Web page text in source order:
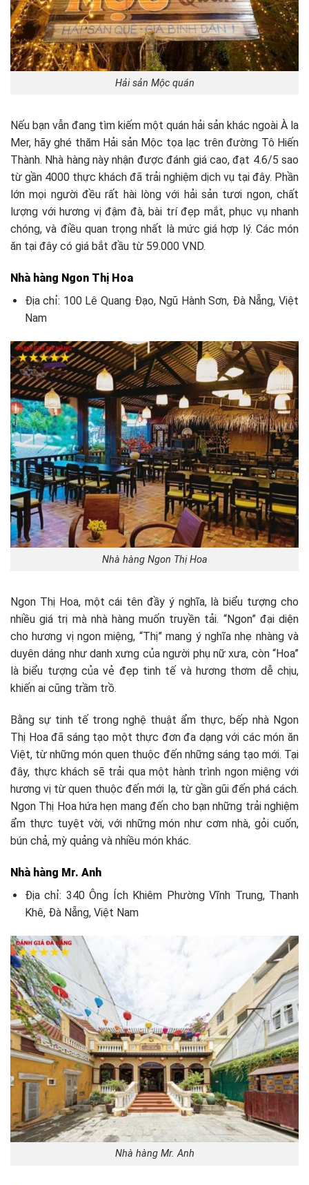
Hải sản Mộc quán
Nếu bạn vẫn đang tìm kiếm một quán hải sản khác ngoài À la
Mer, hãy ghé thăm Hải sản Mộc tọa lạc trên đường Tô Hiến
Thành. Nhà hàng này nhận được đánh giá cao, đạt 4.6/5 sao
từ gần 4000 thực khách đã trải nghiệm dịch vụ tại đây. Phần
lớn mọi người đều rất hài lòng với hải sản tươi ngon, chất
lượng với hương vị đậm đà, bài trí đẹp mắt, phục vụ nhanh
chóng, và điều quan trọng nhất là mức giá hợp lý. Các món
ăn tại đây có giá bắt đầu từ 59.000 VND.
Nhà hàng Ngon Thị Hoa
Địa chỉ: 100 Lê Quang Đạo, Ngũ Hành Sơn, Đà Nẵng, Việt
Nam
Nhà hàng Ngon Thị Hoa
Ngon Thị Hoa, một cái tên đầy ý nghĩa, là biểu tượng cho
nhiều giá trị mà nhà hàng muốn truyền tải. “Ngon” đại diện
cho hương vị ngon miệng, “Thị” mang ý nghĩa nhẹ nhàng và
duyên dáng như danh xưng của người phụ nữ xưa, còn “Hoa”
là biểu tượng của vẻ đẹp tinh tế và hương thơm dễ chịu,
khiến ai cũng trầm trồ.
Bằng sự tinh tế trong nghệ thuật ẩm thực, bếp nhà Ngon
Thị Hoa đã sáng tạo một thực đơn đa dạng với các món ăn
Việt, từ những món quen thuộc đến những sáng tạo mới. Tại
đây, thực khách sẽ trải qua một hành trình ngon miệng với
hương vị từ quen thuộc đến mới lạ, từ gần gũi đến phá cách.
Ngon Thị Hoa hứa hẹn mang đến cho bạn những trải nghiệm
ẩm thực tuyệt vời, với những món như cơm nhà, gỏi cuốn,
bún chả, mỳ quảng và nhiều món khác.
Nhà hàng Mr. Anh
Địa chỉ: 340 Ông Ích Khiêm Phường Vĩnh Trung, Thanh
Khê, Đà Nẵng, Việt Nam
Nhà hàng Mr. Anh